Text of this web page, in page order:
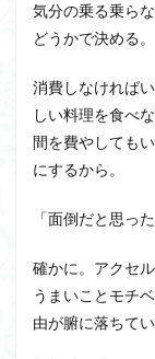
気分の乗る乗ら
どうかで決める。
消費しなければ
しい料理を食べ
間を費やしても
にするから。
「面倒だと思っ
確かに。アクセ
うまいことモチ
由が腑に落ちて